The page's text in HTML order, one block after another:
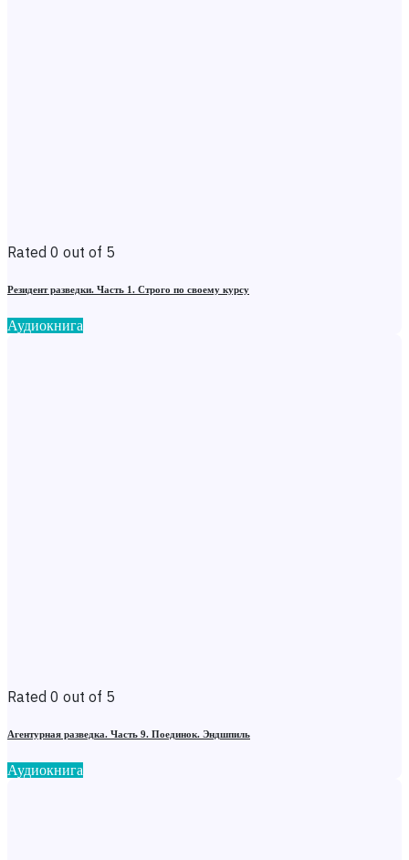
Rated 0 out of 5
Резидент разведки. Часть 1. Строго по своему курсу
Аудиокнига
Rated 0 out of 5
Агентурная разведка. Часть 9. Поединок. Эндшпиль
Аудиокнига